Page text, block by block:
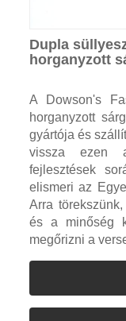
Dupla
horganyzott
A Dowson's
horganyzott
gyártója és
vissza ezen
fejlesztések
elismeri az
Arra
és a minőség
megőrizni a